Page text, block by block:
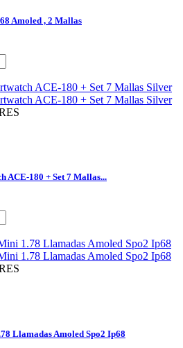
Amoled , 2 Mallas
ACE-180 + Set 7 Mallas...
Llamadas Amoled Spo2 Ip68